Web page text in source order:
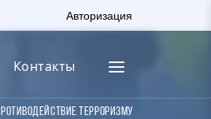
Авторизация
Контакты
Противодействие терроризму